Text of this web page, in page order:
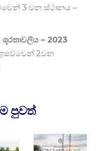
3 වන ස්ථානය –
ශූරතාවලිය – 2023
ඉසව්වෙන් 2වන
පුව​ත්